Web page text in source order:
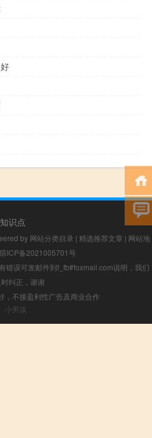
知识点
by 网站分类目录 | 精选推荐文章 | 网站地
琼ICP备2021005701号
错误可发邮件到f_fb#foxmail.com说明，我们
纠正，谢谢
，不接盈利性广告及商业合作
小男孩